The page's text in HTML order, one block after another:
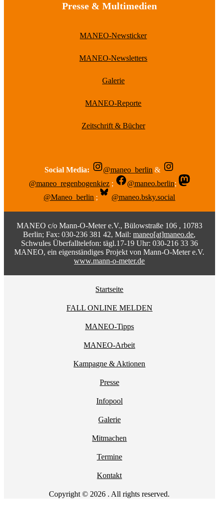
Presse & Multimedien
MANEO-Newsticker
MANEO-Newsletters
Galerie
MANEO-Reporte
Zeitschrift & Bücher
Social Media: @maneo_berlin &
@maneo_regenbogenkiez ; @maneo.berlin;
@Maneo_berlin ; @maneo.bsky.social
MANEO c/o Mann-O-Meter e.V., Bülowstraße 106 , 10783
Berlin; Fax: 030-236 381 42, Mail:maneo[at]maneo.de,
Schwules Überfalltelefon: tägl.17-19 Uhr: 030-216 33 36
MANEO, ein eigenständiges Projekt von Mann-O-Meter e.V.
www.mann-o-meter.de
Startseite
FALL ONLINE MELDEN
MANEO-Tipps
MANEO-Arbeit
Kampagne & Aktionen
Presse
Infopool
Galerie
Mitmachen
Termine
Kontakt
Copyright © 2026 . All rights reserved.